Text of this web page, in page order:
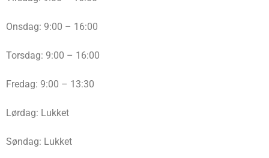
Onsdag: 9:00 – 16:00
Torsdag: 9:00 – 16:00
Fredag: 9:00 – 13:30
Lørdag: Lukket
Søndag: Lukket